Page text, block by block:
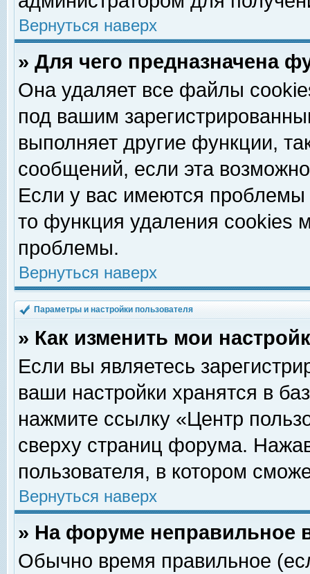
Вернуться наверх
» Для чего предназначена
Она удаляет все файлы
под вашим
выполняет другие функции,
сообщений, если эта
Если у вас имеются
то функция удаления cookies
проблемы.
Вернуться наверх
Параметры и настройки пользователя
» Как изменить мои
Если вы являетесь
ваши настройки хранятся в
нажмите ссылку «Центр
сверху страниц форума.
пользователя, в котором
Вернуться наверх
» На форуме неправильное
Обычно время правильное